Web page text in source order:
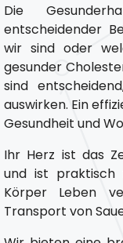
Die
entscheidender
wir sind oder
gesunder
sind
auswirken. Ein
Gesundheit und
Ihr Herz ist das
und ist praktisch
Körper Leben
Transport von